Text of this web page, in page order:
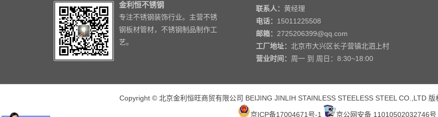
金利恒不锈钢
专注不锈钢装饰行业。主营不锈
钢板材管材，不锈钢制品制作工
艺。
联系人： 黄经理
电话： 15011225508
邮箱： 2725206399@qq.com
工厂地址： 北京市大兴区长子营镇北泗上村
营业时间： 周一 到 周日：8:30~18:00
Copyright © 北京金利恒旺商贸有限公司 BEIJING JINLIH STAINLESS STEELESS STEEL CO.,LTD 版
京ICP备17004671号-1 京公网安备 11010502032746号